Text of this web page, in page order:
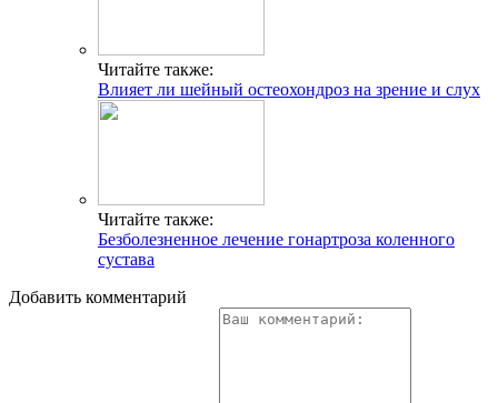
Читайте также:
Влияет ли шейный остеохондроз на зрение и слух
Читайте также:
Безболезненное лечение гонартроза коленного
сустава
Добавить комментарий